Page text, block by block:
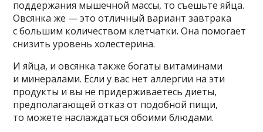
поддержания мышечной массы, то съешьте яйца.
Овсянка же — это отличный вариант завтрака
с большим количеством клетчатки. Она помогает
снизить уровень холестерина.
И яйца, и овсянка также богаты витаминами
и минералами. Если у вас нет аллергии на эти
продукты и вы не придерживаетесь диеты,
предполагающей отказ от подобной пищи,
то можете наслаждаться обоими блюдами.